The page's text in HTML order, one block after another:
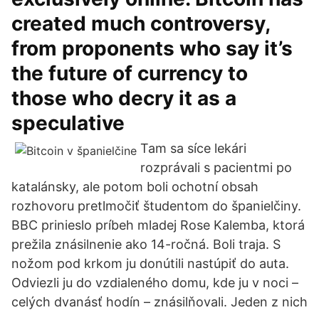
created much controversy,
from proponents who say it’s
the future of currency to
those who decry it as a
speculative
Tam sa síce lekári
rozprávali s pacientmi po
katalánsky, ale potom boli ochotní obsah
rozhovoru pretlmočiť študentom do španielčiny.
BBC prinieslo príbeh mladej Rose Kalemba, ktorá
prežila znásilnenie ako 14-ročná. Boli traja. S
nožom pod krkom ju donútili nastúpiť do auta.
Odviezli ju do vzdialeného domu, kde ju v noci –
celých dvanásť hodín – znásilňovali. Jeden z nich